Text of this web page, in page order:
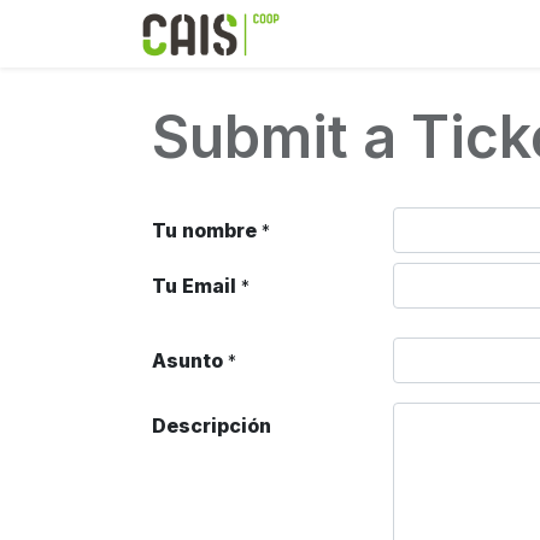
Submit a
Tu nombre *
Tu Email *
Asunto *
Descripción